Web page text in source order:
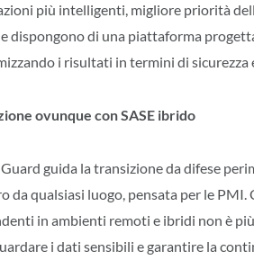
più intelligenti, migliore priorità
dispongono di una piattaforma
i risultati in termini di sicurezza
ovunque con SASE ibrido
guida la transizione da difese
da qualsiasi luogo, pensata per le
in ambienti remoti e ibridi non è
i dati sensibili e garantire la